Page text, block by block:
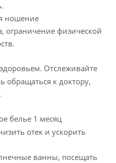
ношение
ограничение физической
Отслеживайте
обращаться к доктору,
белье 1 месяц
отек и ускорить
ванны, посещать